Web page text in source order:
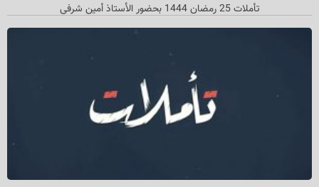
تأملات 25 رمضان 1444 بحضور الأستاذ أمین شرفي